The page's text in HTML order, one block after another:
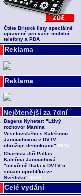
Čtěte Britské listy speciálně
upravené pro vaše mobilní
telefony a PDA
Reklama
Reklama
Celé vydání